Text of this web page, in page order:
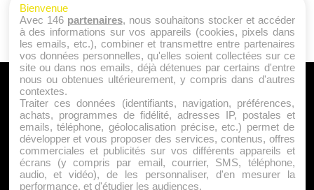
A PROPOS
Qui sommes nous ?
Mentions Légales
Publicité
Politique de Cookies
Contact
Bienvenue
Avec 146 partenaires, nous souhaitons stocker et accéder
à des informations sur vos appareils (cookies, pixels dans
les emails, etc.), combiner et transmettre entre partenaires
vos données personnelles, qu'elles soient collectées sur ce
site ou dans nos emails, déjà détenues par certains d'entre
nous ou obtenues ultérieurement, y compris dans d'autres
contextes.
Traiter ces données (identifiants, navigation, préférences,
achats, programmes de fidélité, adresses IP, postales et
emails, téléphone, géolocalisation précise, etc.) permet de
développer et vous proposer des services, contenus, offres
commerciales et publicités sur vos différents appareils et
écrans (y compris par email, courrier, SMS, téléphone,
audio, et vidéo), de les personnaliser, d'en mesurer la
performance, et d'étudier les audiences.